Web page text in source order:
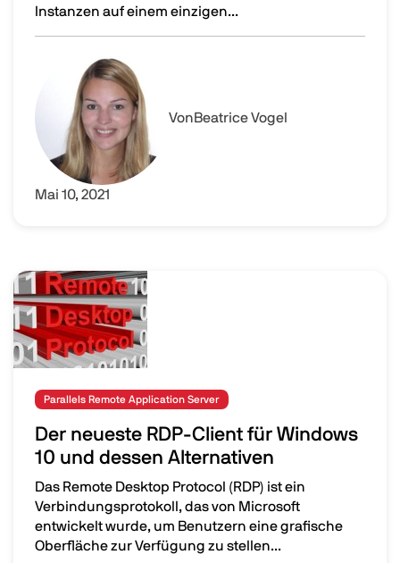
Instanzen auf einem einzigen...
Desktop-Virtualisierung: Bedeutung und Wichtigkeit
VonBeatrice Vogel
Mai 10, 2021
Image
Parallels Remote Application Server
Der neueste RDP-Client für Windows
10 und dessen Alternativen
Das Remote Desktop Protocol (RDP) ist ein
Verbindungsprotokoll, das von Microsoft
entwickelt wurde, um Benutzern eine grafische
Oberfläche zur Verfügung zu stellen...